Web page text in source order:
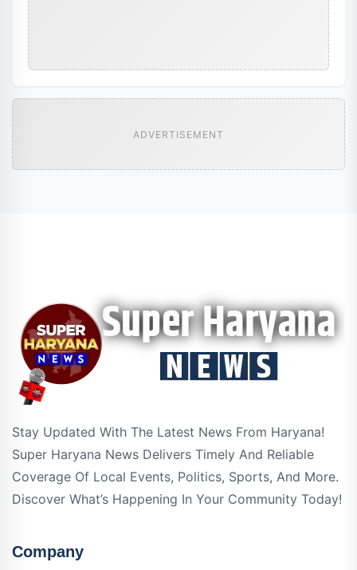
ADVERTISEMENT
Stay Updated With The Latest News From Haryana!
Super Haryana News Delivers Timely And Reliable
Coverage Of Local Events, Politics, Sports, And More.
Discover What’s Happening In Your Community Today!
Company